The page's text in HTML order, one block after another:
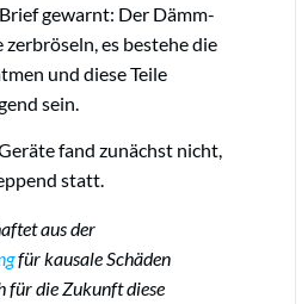
gewarnt: Der Dämm-
es bestehe die
und diese Teile
sein.
fand zunächst nicht,
statt.
aus der
für kausale Schäden
für die Zukunft diese